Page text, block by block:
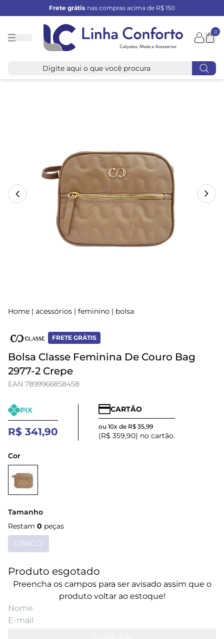
Frete grátis nas compras acima de R$ 150
Linha
0
Home | acessórios | feminino | bolsa
FRETE GRÁTIS
Bolsa Classe Feminina De Couro Bag
2977-2 Crepe
EAN 7899966858458
PIX
R$ 341,90
CARTÃO
ou 10x de R$ 35,99
(R$ 359,90) no cartão.
Cor
Tamanho
Restam 0 peças
UNICO
Produto esgotado
Preencha os campos para ser avisado assim que o
produto voltar ao estoque!